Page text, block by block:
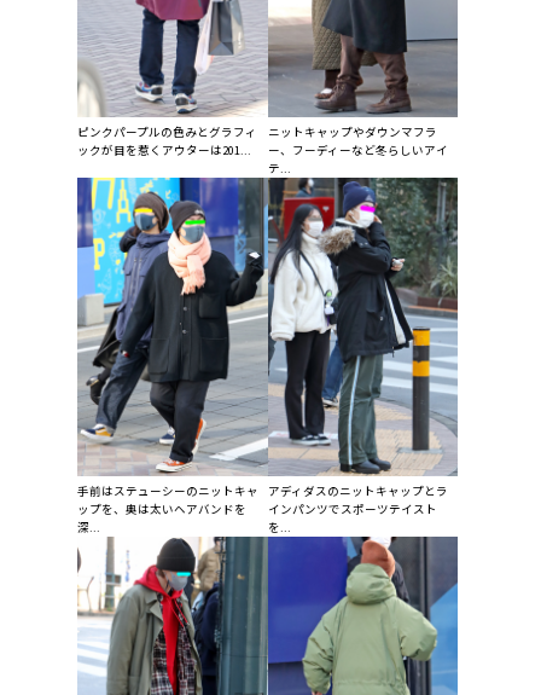
ピンクパープルの色みとグラフィ
ックが目を惹くアウターは201...
ニットキャップやダウンマフラ
ー、フーディーなど冬らしいアイ
テ...
手前はステューシーのニットキャ
ップを、奥は太いヘアバンドを
深...
アディダスのニットキャップとラ
インパンツでスポーツテイスト
を...